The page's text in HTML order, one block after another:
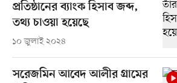
প্রতিষ্ঠানের ব্যাংক হিসাব জব্দ,
তথ্য চাওয়া হয়েছে
১০ জুলাই ২০২৪
সরেজমিন আবেদ আলীর গ্রামের